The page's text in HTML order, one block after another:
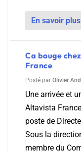
En savoir plus
Ca bouge
France
Posté par Olivier
Une arrivée et
Altavista
poste de
Sous la
membre du